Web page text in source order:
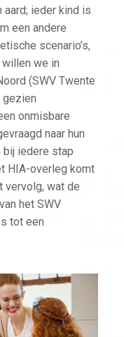
ieder kind is
een andere
scenario’s,
we in
(SWV Twente
gezien
onmisbare
naar hun
bij iedere stap
HIA-overleg komt
vervolg, wat de
het SWV
tot een